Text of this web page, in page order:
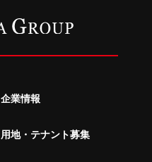
企業情報
用地・テナント募集